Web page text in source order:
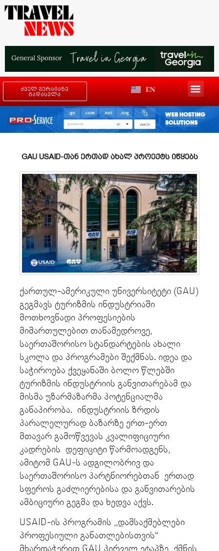
ძველ ვერსიაზე
გადასვლა
EN
GAU USAID-თან ერთად ახალ პროექტს იწყებს
ქართულ-ამერიკული უნივერსიტეტი (GAU)
გეგმავს ტურიზმის ინდუსტრიაში
მოთხოვნადი პროფესიების
მიმართულებით თანამედროვე,
საერთაშორისო სტანდარტების ახალი
სკოლა და პროგრამები შექმნას. იდეა და
საჭიროება ქვეყანაში ბოლო წლებში
ტურიზმის ინდუსტრიის განვითარებამ და
მისმა უზარმაზარმა პოტენციალმა
განაპირობა. ინდუსტრიის ზრდის
პარალელურად ბაზარზე ერთ-ერთ
მთავარ გამოწვევას კვალიფიციური
კადრების დეფიციტი წარმოადგენს,
ამიტომ GAU-ს ადგილობრივ და
საერთაშორისო პარტნიორებთან ერთად
სფეროს გაძლიერებისა და განვითარების
ამბიციური გეგმა და ხედვა აქვს.
USAID-ის პროგრამის ,,დამსაქმებლები
პროფესიული განათლებისთვის“
მხარდაჭერით GAU პირველ ეტაპზე ქმნის